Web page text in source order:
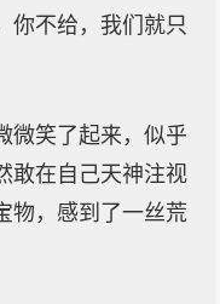
你不给，我们就只
微笑了起来，似乎
敢在自己天神注视
物，感到了一丝荒